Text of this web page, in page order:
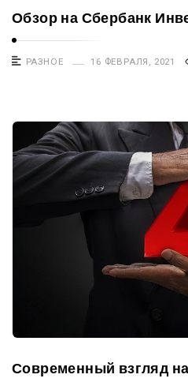
Обзор на Сбербанк
РАЗНОЕ 16 ФЕВРАЛЯ, 2021
Современный взгляд